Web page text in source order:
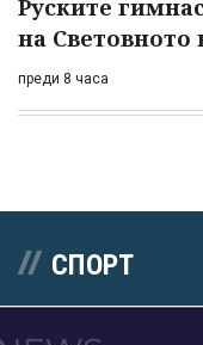
Руските
на
преди 8 часа
СПОРТ